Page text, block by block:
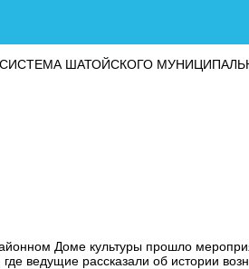
ШАТОЙСКОГО
Доме культуры прошло
ведущие рассказали об истории